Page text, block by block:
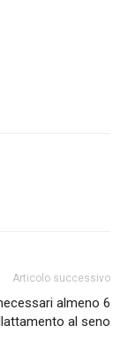
Articolo successivo
almeno 6
al seno